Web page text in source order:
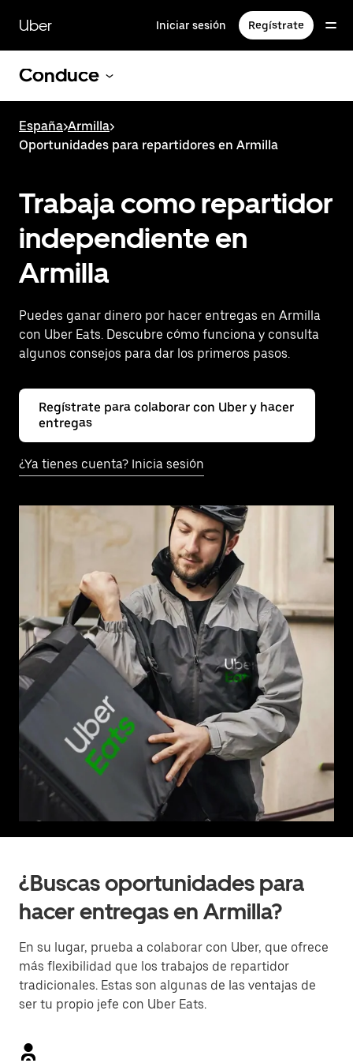
contenido
principal
Uber Iniciar sesión Regístrate
Conduce
España>Armilla>
Oportunidades para repartidores en Armilla
Trabaja como repartidor
independiente en
Armilla
Puedes ganar dinero por hacer entregas en Armilla
con Uber Eats. Descubre cómo funciona y consulta
algunos consejos para dar los primeros pasos.
Regístrate para colaborar con Uber y hacer
entregas
¿Ya tienes cuenta? Inicia sesión
¿Buscas oportunidades para
hacer entregas en Armilla?
En su lugar, prueba a colaborar con Uber, que ofrece
más flexibilidad que los trabajos de repartidor
tradicionales. Estas son algunas de las ventajas de
ser tu propio jefe con Uber Eats.